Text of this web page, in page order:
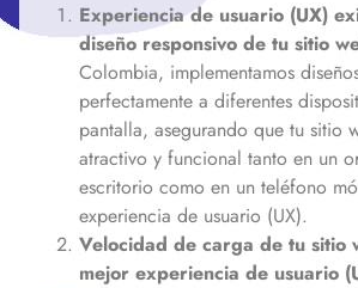
Experiencia de usuario (UX)
diseño responsivo de tu sitio
Colombia, implementamos
perfectamente a diferentes
pantalla, asegurando que tu sitio
atractivo y funcional tanto en un
escritorio como en un teléfono
experiencia de usuario (UX).
Velocidad de carga de tu sitio
mejor experiencia de usuario